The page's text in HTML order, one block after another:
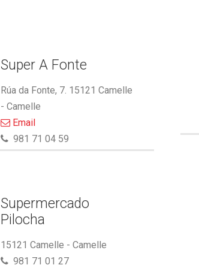
Super A Fonte
Rúa da Fonte, 7. 15121 Camelle
- Camelle
Email
981 71 04 59
Supermercado
Pilocha
15121 Camelle - Camelle
981 71 01 27